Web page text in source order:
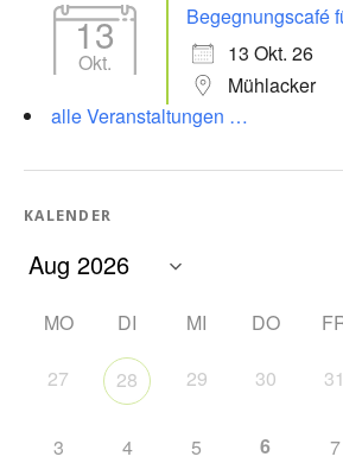
13
Okt.
Begegnungscafé
13 Okt. 26
Mühlacker
alle Veranstaltungen …
KALENDER
MO DI MI DO
27 28 29 30 31
3 4 5 6 7